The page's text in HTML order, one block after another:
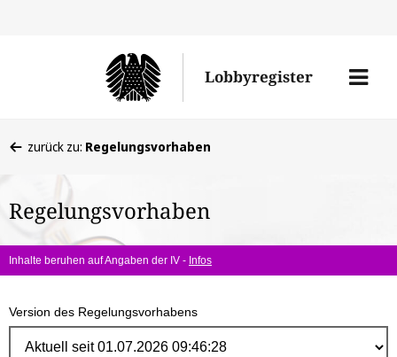
Lobbyregister
Menü
befinden
hier:
zurück zu: Regelungsvorhaben
Regelungsvorhaben
Inhalte beruhen auf Angaben der IV - Infos
Version des Regelungsvorhabens